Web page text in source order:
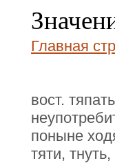
Главная
вост.
поныне
тяти,